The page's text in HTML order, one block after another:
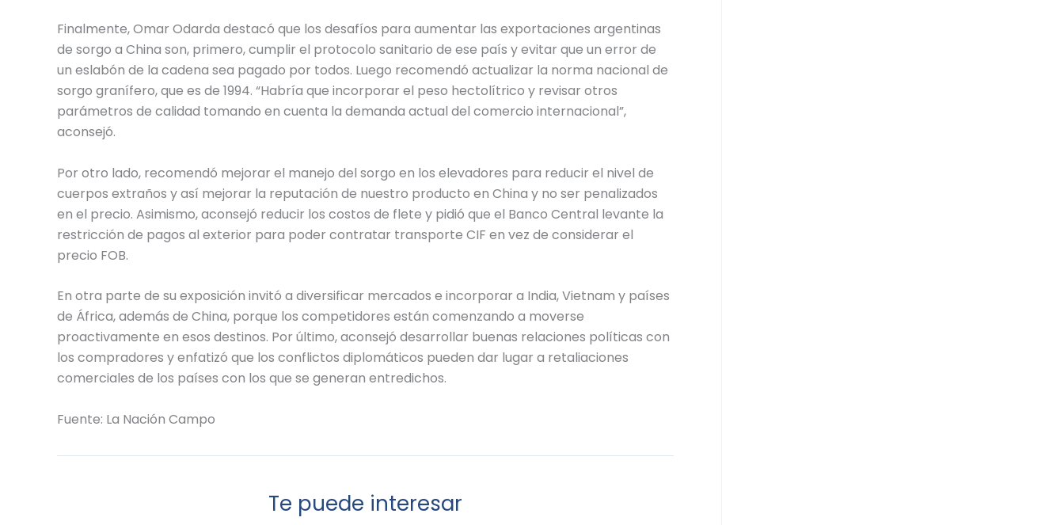
Finalmente, Omar Odarda destacó que los desafíos para aumentar las exportaciones argentinas
de sorgo a China son, primero, cumplir el protocolo sanitario de ese país y evitar que un error de
un eslabón de la cadena sea pagado por todos. Luego recomendó actualizar la norma nacional de
sorgo granífero, que es de 1994. “Habría que incorporar el peso hectolítrico y revisar otros
parámetros de calidad tomando en cuenta la demanda actual del comercio internacional”,
aconsejó.
Por otro lado, recomendó mejorar el manejo del sorgo en los elevadores para reducir el nivel de
cuerpos extraños y así mejorar la reputación de nuestro producto en China y no ser penalizados
en el precio. Asimismo, aconsejó reducir los costos de flete y pidió que el Banco Central levante la
restricción de pagos al exterior para poder contratar transporte CIF en vez de considerar el
precio FOB.
En otra parte de su exposición invitó a diversificar mercados e incorporar a India, Vietnam y países
de África, además de China, porque los competidores están comenzando a moverse
proactivamente en esos destinos. Por último, aconsejó desarrollar buenas relaciones políticas con
los compradores y enfatizó que los conflictos diplomáticos pueden dar lugar a retaliaciones
comerciales de los países con los que se generan entredichos.
Fuente: La Nación Campo
Te puede interesar